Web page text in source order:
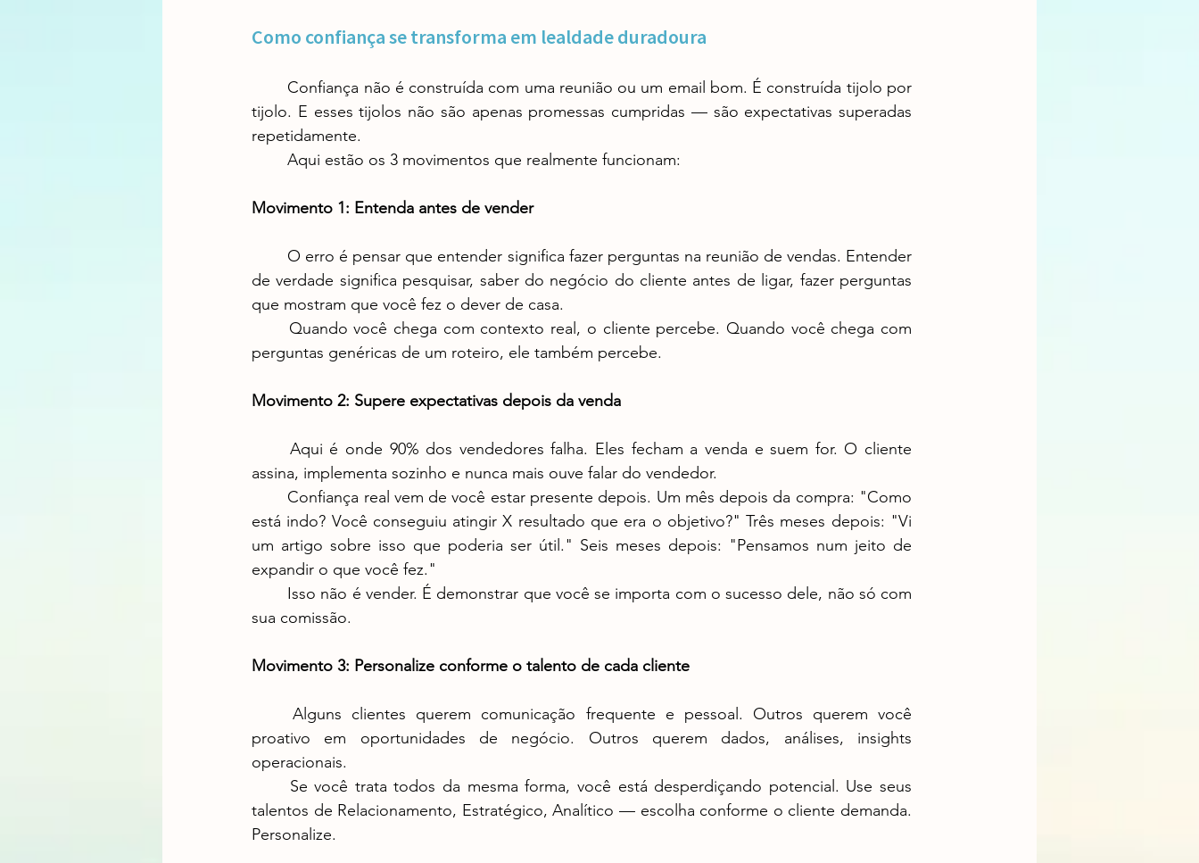
Como confiança se transforma em lealdade duradoura
tijolo. E esses tijolos não são apenas promessas cumpridas — são expectativas superadas
repetidamente.
	Aqui estão os 3 movimentos que realmente funcionam:
Movimento 1: Entenda antes de vender
de verdade significa pesquisar, saber do negócio do cliente antes de ligar, fazer perguntas
que mostram que você fez o dever de casa.
perguntas genéricas de um roteiro, ele também percebe.
Movimento 2: Supere expectativas depois da venda
assina, implementa sozinho e nunca mais ouve falar do vendedor.
está indo? Você conseguiu atingir X resultado que era o objetivo?" Três meses depois: "Vi
um artigo sobre isso que poderia ser útil." Seis meses depois: "Pensamos num jeito de
expandir o que você fez."
sua comissão.
Movimento 3: Personalize conforme o talento de cada cliente
	Alguns clientes querem comunicação frequente e pessoal. Outros querem você
proativo em oportunidades de negócio. Outros querem dados, análises, insights
operacionais.
talentos de Relacionamento, Estratégico, Analítico — escolha conforme o cliente demanda.
Personalize.